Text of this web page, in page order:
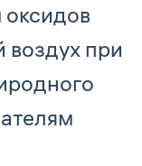
воздух при